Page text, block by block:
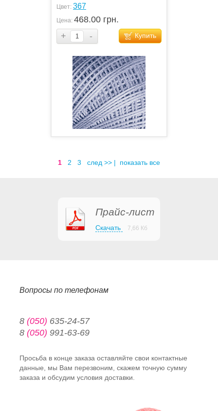
Цвет: 367
Цена: 468.00 грн.
+
- Купить
1 2 3 след >> | показать все
Прайс-лист
Скачать 7,66 Кб
Вопросы по телефонам
8 (050) 635-24-57
8 (050) 991-63-69
Просьба в конце заказа оставляйте свои контактные
данные, мы Вам перезвоним, скажем точную сумму
заказа и обсудим условия доставки.